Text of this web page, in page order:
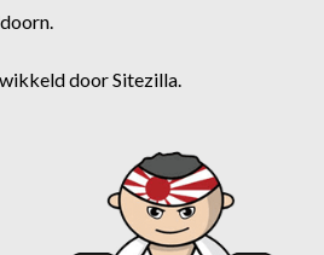
doorSitezilla